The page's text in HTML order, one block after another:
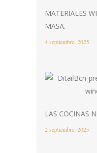
MATERIALES
MASA.
4 septiembre, 2025
LAS COCINAS
2 septiembre, 2025